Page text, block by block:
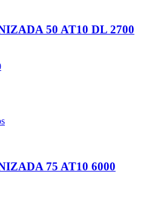
50 AT10 DL 2700
75 AT10 6000